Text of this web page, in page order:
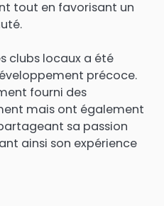
tout en favorisant un
clubs locaux a été
précoce.
fourni des
mais ont également
sa passion
ainsi son expérience